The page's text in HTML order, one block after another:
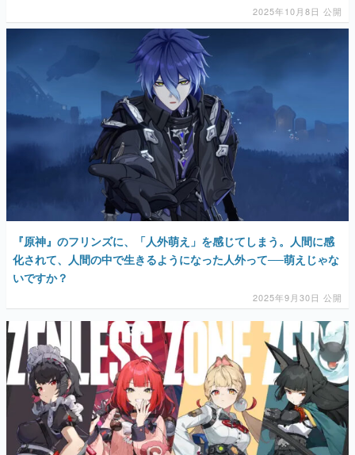
2025年10月8日 公開
『原神』のフリンズに、「人外萌え」を感じてしまう。人間に感
化されて、人間の中で生きるようになった人外って──萌えじゃな
いですか？
2025年9月30日 公開